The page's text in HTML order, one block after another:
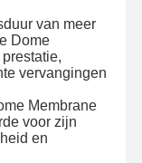
van meer
Dome
vervangingen
Membrane
voor zijn
en